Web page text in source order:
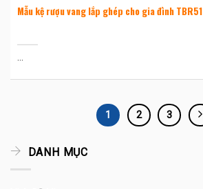
DANH MỤC
Mẫu kệ rượu vang lắp ghép cho gia đình TBR51
...
1 2 3